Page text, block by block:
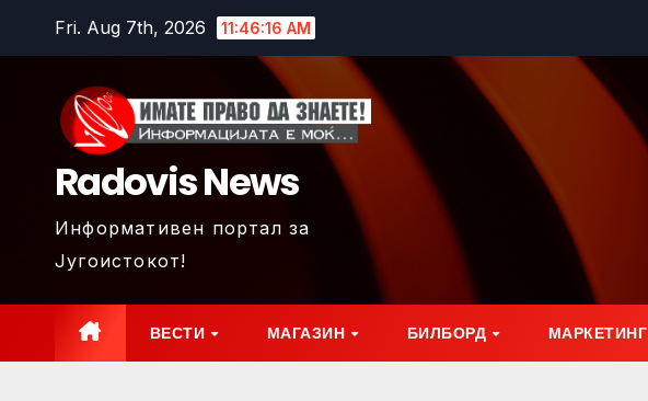
Fri. Aug 7th, 2026 11:46:17 AM
Radovis News
Информативен портал за
Југоистокот!
ВЕСТИ МАГАЗИН БИЛБОРД МАРКЕТИНГ